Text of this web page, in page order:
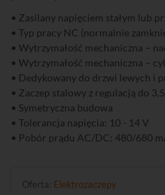
• Zasilany napięciem stałym lub
• Typ pracy NC (normalnie
• Wytrzymałość mechaniczna –
• Wytrzymałość mechaniczna –
• Dedykowany do drzwi lewych i
• Zaczep stalowy z regulacją do
• Symetryczna budowa
• Tolerancja napięcia: 10 - 14 V
• Pobór prądu AC/DC: 480/680
Oferta: Elektrozaczepy